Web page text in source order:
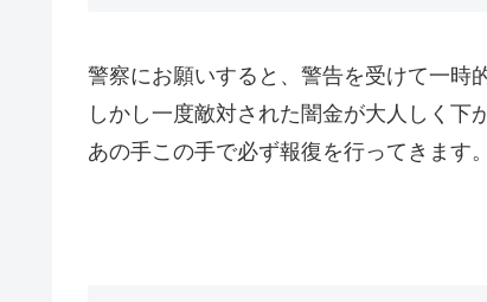
警察にお願いすると、警告を受けて一時
しかし一度敵対された闇金が大人しく下
あの手この手で必ず報復を行ってきます。